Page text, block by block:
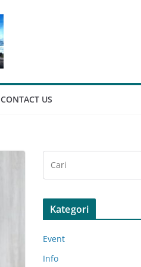
CONTACT US
Kategori
Event
Info